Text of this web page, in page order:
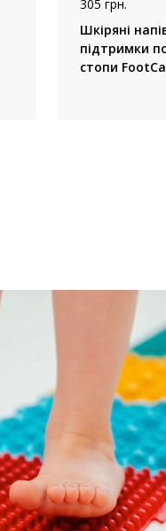
305 грн.
Шкіряні
підтримки
стопи